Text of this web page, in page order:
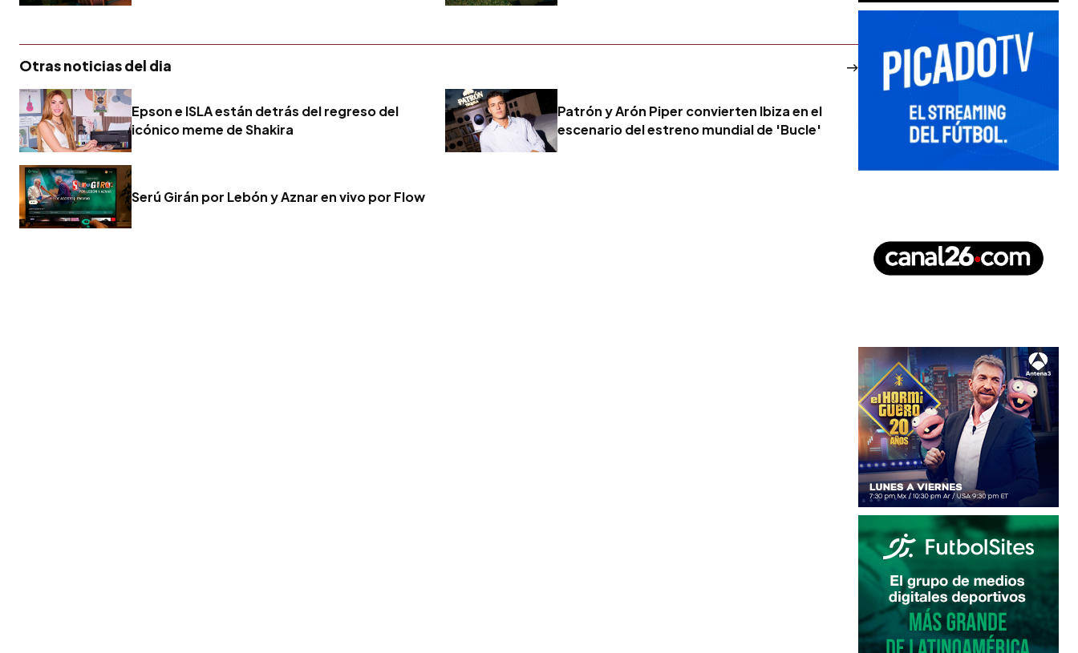
Otras noticias del dia
Epson e ISLA están detrás del regreso del
icónico meme de Shakira
Patrón y Arón Piper convierten Ibiza en el
escenario del estreno mundial de 'Bucle'
Serú Girán por Lebón y Aznar en vivo por Flow